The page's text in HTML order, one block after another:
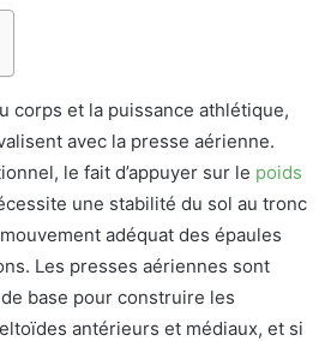
corps et la puissance athlétique,
avec la presse aérienne.
le fait d’appuyer sur le poids
une stabilité du sol au tronc
adéquat des épaules
Les presses aériennes sont
base pour construire les
antérieurs et médiaux, et si